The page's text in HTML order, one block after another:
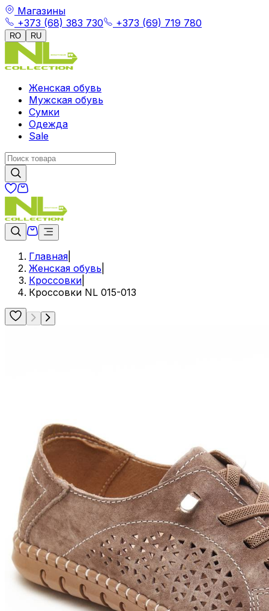
Магазины
+373 (68) 383 730
+373 (69) 719 780
RO RU
Женская обувь
Мужская обувь
Сумки
Одежда
Sale
Главная
Женская обувь
Кроссовки
Кроссовки NL 015-013